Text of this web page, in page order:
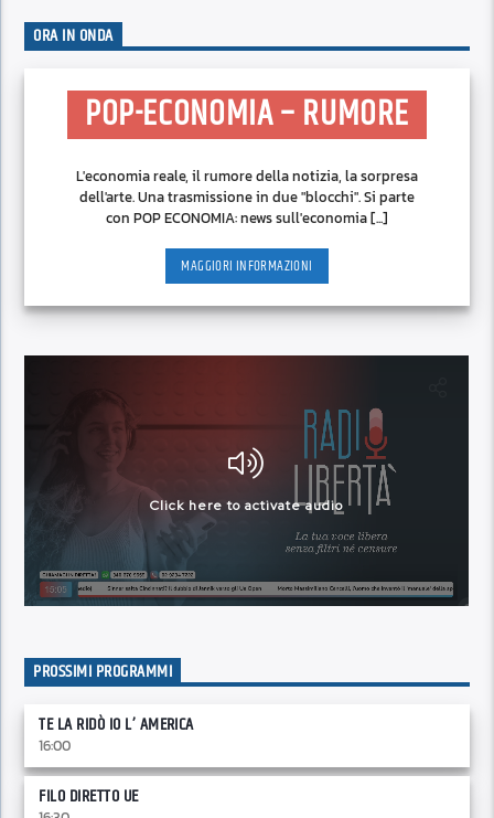
ORA IN ONDA
POP-ECONOMIA – RUMORE
L'economia reale, il rumore della notizia, la sorpresa
dell'arte. Una trasmissione in due "blocchi". Si parte
con POP ECONOMIA: news sull'economia [...]
MAGGIORI INFORMAZIONI
PROSSIMI PROGRAMMI
TE LA RIDÒ IO L’ AMERICA
16:00
FILO DIRETTO UE